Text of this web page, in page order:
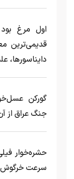
اول مرغ بود
قدیمی‌ترین
دایناسورها،
گورکن
جنگ عراق از
حشره‌خوار
سرعت خرگوش